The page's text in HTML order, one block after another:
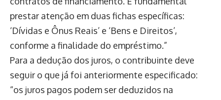
prestar atenção em duas fichas específicas:
‘Dívidas e Ônus Reais’ e ‘Bens e Direitos’,
conforme a finalidade do empréstimo.”
Para a dedução dos juros, o contribuinte deve
seguir o que já foi anteriormente especificado:
“os juros pagos podem ser deduzidos na